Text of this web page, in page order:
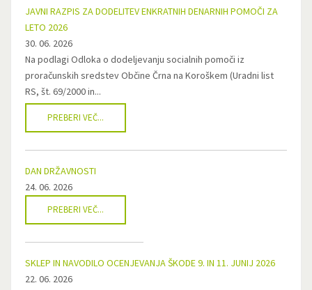
JAVNI RAZPIS ZA DODELITEV ENKRATNIH DENARNIH POMOČI ZA
LETO 2026
30. 06. 2026
Na podlagi Odloka o dodeljevanju socialnih pomoči iz
proračunskih sredstev Občine Črna na Koroškem (Uradni list
RS, št. 69/2000 in...
PREBERI VEČ...
DAN DRŽAVNOSTI
24. 06. 2026
PREBERI VEČ...
SKLEP IN NAVODILO OCENJEVANJA ŠKODE 9. IN 11. JUNIJ 2026
22. 06. 2026